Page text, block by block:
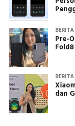
BERITA
Pre-
BERITA
dan